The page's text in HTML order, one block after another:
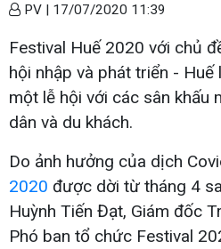
PV | 17/07/2020 11:39
Festival Huế 2020 với chủ
hội nhập và phát triển - Huế
một lễ hội với các sân khấu
dân và du khách.
Do ảnh hưởng của dịch
2020 được dời từ tháng 4
Huỳnh Tiến Đạt, Giám đốc
Phó ban tổ chức Festival